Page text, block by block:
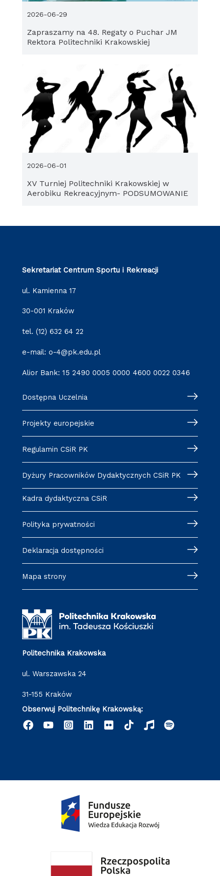
Zapraszamy na 48. Regaty o Puchar JM
Rektora Politechniki Krakowskiej
2026-06-29
XV Turniej Politechniki Krakowskiej w
Aerobiku Rekreacyjnym- PODSUMOWANIE
2026-06-01
Sekretariat Centrum Sportu i Rekreacji
ul. Kamienna 17
30-001 Kraków
tel. (12) 632 64 22
e-mail: o-4@pk.edu.pl
Alior Bank: 15 2490 0005 0000 4600 0022 0346
Dostępna Uczelnia
Projekty europejskie
Regulamin CSiR PK
Dyżury Pracowników Dydaktycznych CSiR PK
Kadra dydaktyczna CSiR
Polityka prywatności
Deklaracja dostępności
Mapa strony
Politechnika Krakowska
ul. Warszawska 24
31-155 Kraków
Obserwuj Politechnikę Krakowską: